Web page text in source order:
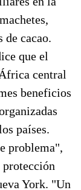
de cacao.
que el
central
beneficios
países.
problema",
York. "Un